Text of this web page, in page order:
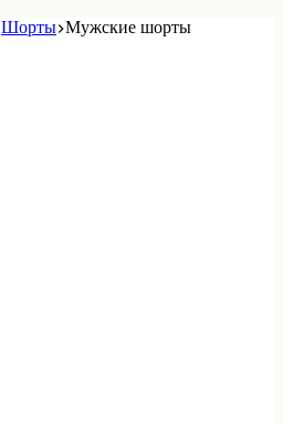
Шорты Мужские шорты